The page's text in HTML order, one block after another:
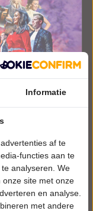
Informatie
af te
functies aan te
analyseren. We
site met onze
en analyse.
met andere